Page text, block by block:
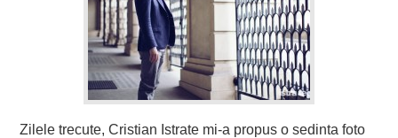
Zilele trecute, Cristian Istrate mi-a propus o sedinta foto